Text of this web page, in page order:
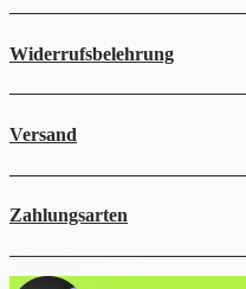
Widerrufsbelehrung
Versand
Zahlungsarten